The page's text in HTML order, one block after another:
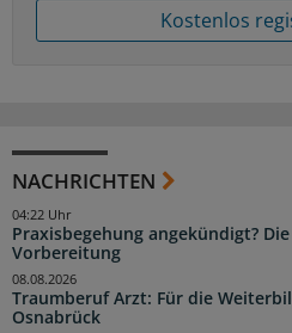
Kostenlos
NACHRICHTEN
Praxisbegehung angekündigt?
Vorbereitung
04:22 Uhr
Traumberuf Arzt: Für die
Osnabrück
08.08.2026